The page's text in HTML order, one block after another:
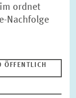
ordnet
Nachfolge
ÖFFENTLICH